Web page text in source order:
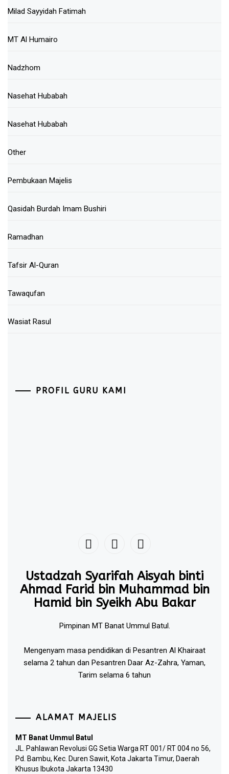
Milad Sayyidah Fatimah
MT Al Humairo
Nadzhom
Nasehat Hubabah
Nasehat Hubabah
Other
Pembukaan Majelis
Qasidah Burdah Imam Bushiri
Ramadhan
Tafsir Al-Quran
Tawaqufan
Wasiat Rasul
PROFIL GURU KAMI
Ustadzah Syarifah Aisyah binti
Ahmad Farid bin Muhammad bin
Hamid bin Syeikh Abu Bakar
Pimpinan MT Banat Ummul Batul.
Mengenyam masa pendidikan di Pesantren Al Khairaat
selama 2 tahun dan Pesantren Daar Az-Zahra, Yaman,
Tarim selama 6 tahun
ALAMAT MAJELIS
MT Banat Ummul Batul
JL. Pahlawan Revolusi GG Setia Warga RT 001/ RT 004 no 56,
Pd. Bambu, Kec. Duren Sawit, Kota Jakarta Timur, Daerah
Khusus Ibukota Jakarta 13430